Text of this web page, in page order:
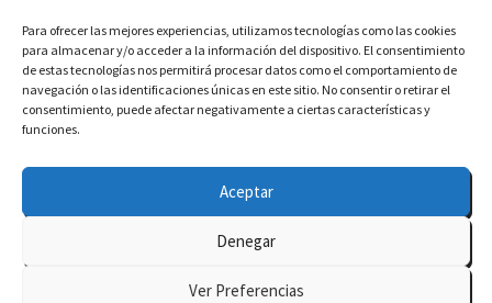
Para ofrecer las mejores experiencias, utilizamos tecnologías como las cookies
para almacenar y/o acceder a la información del dispositivo. El consentimiento
de estas tecnologías nos permitirá procesar datos como el comportamiento de
navegación o las identificaciones únicas en este sitio. No consentir o retirar el
consentimiento, puede afectar negativamente a ciertas características y
funciones.
Aceptar
Denegar
Ver Preferencias
trabajo y aborda los desafíos éticos
relacionados con la integridad académica.
LEER MÁS